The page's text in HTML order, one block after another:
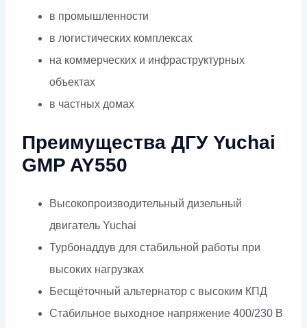
в промышленности
в логистических комплексах
на коммерческих и инфраструктурных
объектах
в частных домах
Преимущества ДГУ Yuchai
GMP AY550
Высокопроизводительный дизельный
двигатель Yuchai
Турбонаддув для стабильной работы при
высоких нагрузках
Бесщёточный альтернатор с высоким КПД
Стабильное выходное напряжение 400/230 В